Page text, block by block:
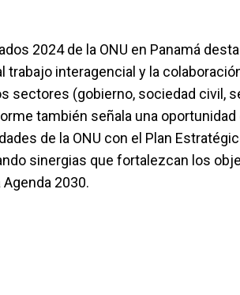
2024 de la ONU en Panamá
trabajo interagencial y la
sectores (gobierno, sociedad civil,
también señala una
de la ONU con el Plan
sinergias que fortalezcan los
2030.